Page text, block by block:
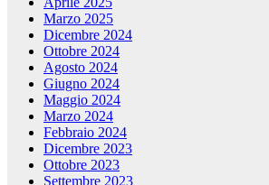
Marzo 2025
Dicembre 2024
Ottobre 2024
Agosto 2024
Giugno 2024
Maggio 2024
Marzo 2024
Febbraio 2024
Dicembre 2023
Ottobre 2023
Settembre 2023